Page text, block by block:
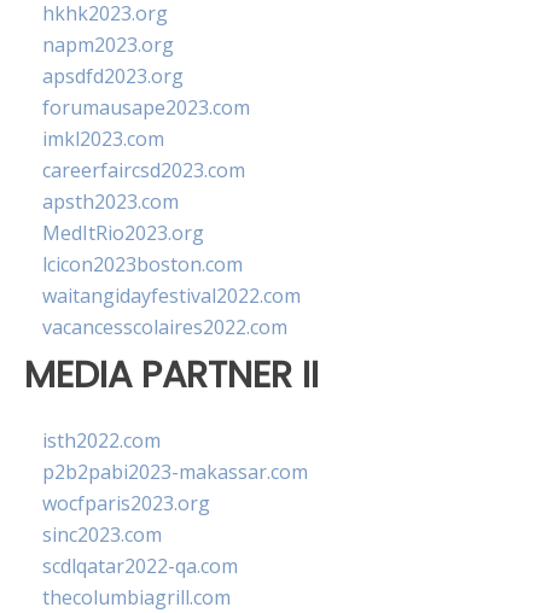
hkhk2023.org
napm2023.org
apsdfd2023.org
forumausape2023.com
imkl2023.com
careerfaircsd2023.com
apsth2023.com
MedItRio2023.org
lcicon2023boston.com
waitangidayfestival2022.com
vacancesscolaires2022.com
MEDIA PARTNER II
isth2022.com
p2b2pabi2023-makassar.com
wocfparis2023.org
sinc2023.com
scdlqatar2022-qa.com
thecolumbiagrill.com